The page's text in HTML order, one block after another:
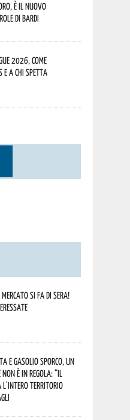
è il nuovo
di Bardi
2026, come
e a chi spetta
si fa di sera!
e gasolio sporco, un
non è in regola: “il
l’intero territorio